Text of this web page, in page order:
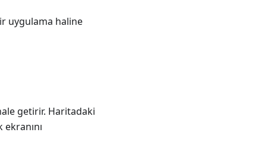
uygulama haline
getirir. Haritadaki